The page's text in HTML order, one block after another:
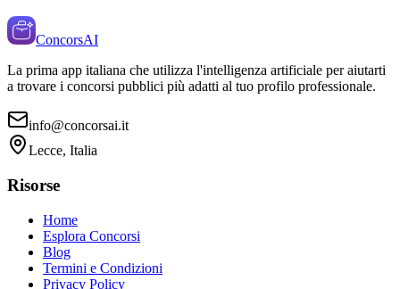
ConcorsAI
La prima app italiana che utilizza l'intelligenza artificiale per aiutarti
a trovare i concorsi pubblici più adatti al tuo profilo professionale.
info@concorsai.it
Lecce, Italia
Risorse
Home
Esplora Concorsi
Blog
Termini e Condizioni
Privacy Policy